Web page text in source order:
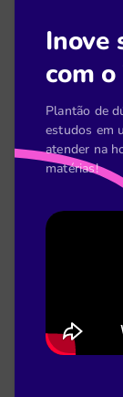
Tudo isso é
permitem
às que
3.
escolar
A
no ambiente
O centro
Inove
com
Plantão de
estudos em
atender na
matérias!